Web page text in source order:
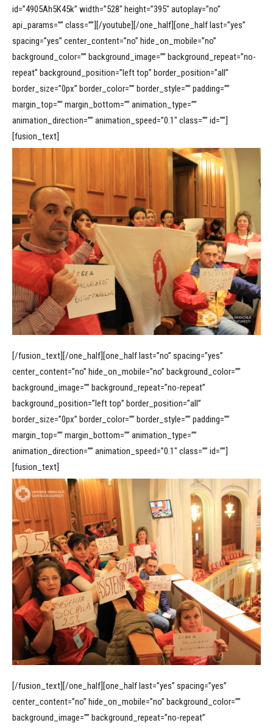
id=”4905Ah5K45k” width=”528″ height=”395″ autoplay=”no”
api_params=”” class=””][/youtube][/one_half][one_half last=”yes”
spacing=”yes” center_content=”no” hide_on_mobile=”no”
background_color=”” background_image=”” background_repeat=”no-
repeat” background_position=”left top” border_position=”all”
border_size=”0px” border_color=”” border_style=”” padding=””
margin_top=”” margin_bottom=”” animation_type=””
animation_direction=”” animation_speed=”0.1″ class=”” id=””]
[fusion_text]
[/fusion_text][/one_half][one_half last=”no” spacing=”yes”
center_content=”no” hide_on_mobile=”no” background_color=””
background_image=”” background_repeat=”no-repeat”
background_position=”left top” border_position=”all”
border_size=”0px” border_color=”” border_style=”” padding=””
margin_top=”” margin_bottom=”” animation_type=””
animation_direction=”” animation_speed=”0.1″ class=”” id=””]
[fusion_text]
[/fusion_text][/one_half][one_half last=”yes” spacing=”yes”
center_content=”no” hide_on_mobile=”no” background_color=””
background_image=”” background_repeat=”no-repeat”